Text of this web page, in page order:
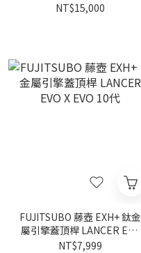
NT$15,000
FUJITSUBO 藤壺 EXH+ 鈦金
屬引擎蓋頂桿 LANCER EVO
X EVO 10代
NT$7,999